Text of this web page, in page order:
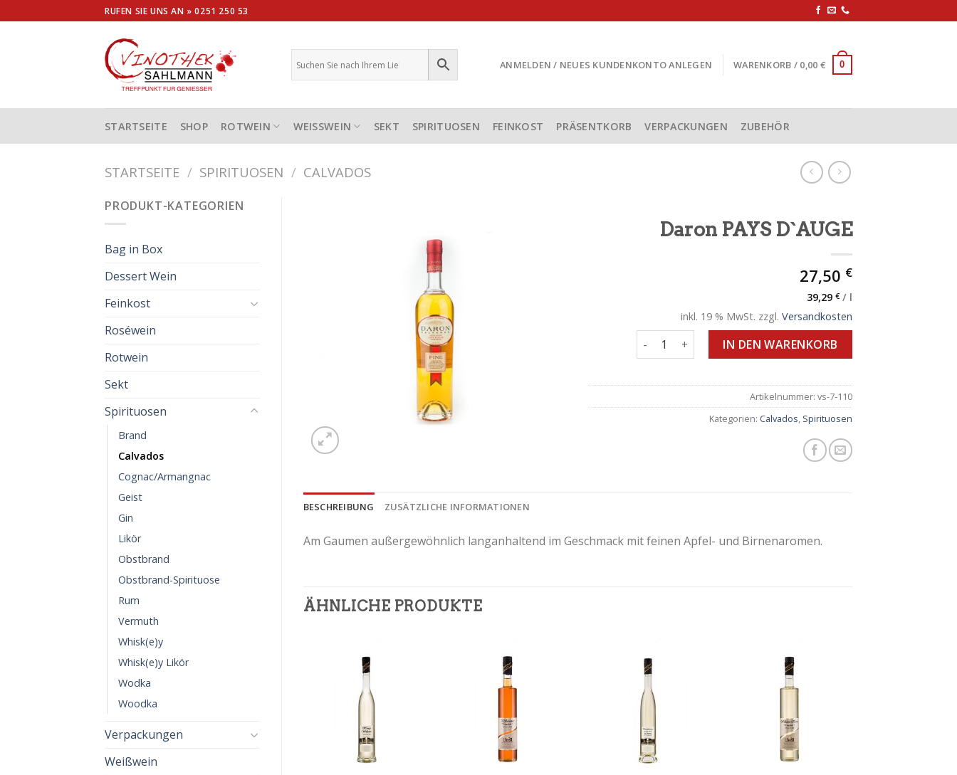
to
RUFEN SIE UNS AN »0251 250 53
ANMELDEN / NEUES KUNDENKONTO ANLEGEN WARENKORB / 0,00 € 0
STARTSEITE SHOP ROTWEIN WEISSWEIN SEKT SPIRITUOSEN FEINKOST PRÄSENTKORB VERPACKUNGEN ZUBEHÖR
STARTSEITE / SPIRITUOSEN / CALVADOS
PRODUKT-KATEGORIEN
Bag in Box
Dessert Wein
Feinkost
Roséwein
Rotwein
Sekt
Spirituosen
Brand
Calvados
Cognac/Armangnac
Geist
Gin
Likör
Obstbrand
Obstbrand-Spirituose
Rum
Vermuth
Whisk(e)y
Whisk(e)y Likör
Wodka
Woodka
Verpackungen
Weißwein
Daron PAYS D`AUGE
27,50 €
39,29 € / l
inkl. 19 % MwSt. zzgl. Versandkosten
Daron PAYS D`AUGE MengeIN DEN WARENKORB
Artikelnummer: vs-7-110
Kategorien: Calvados, Spirituosen
BESCHREIBUNG ZUSÄTZLICHE INFORMATIONEN
Am Gaumen außergewöhnlich langanhaltend im Geschmack mit feinen Apfel- und Birnenaromen.
ÄHNLICHE PRODUKTE